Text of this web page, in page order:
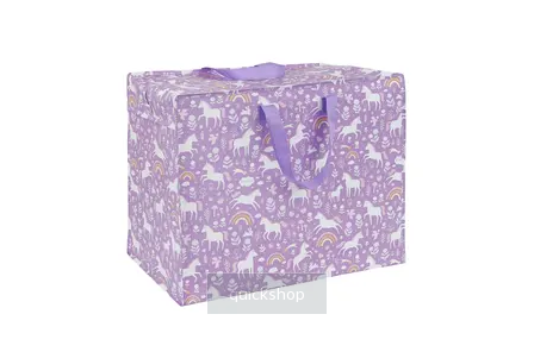
quickshop